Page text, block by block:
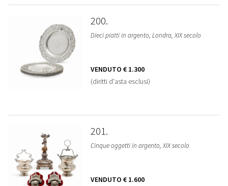
200
Dieci piatti in argento, Londra, XIX secolo
VENDUTO € 1.300
(diritti d'asta esclusi)
201
Cinque oggetti in argento, XIX secolo
VENDUTO € 1.600